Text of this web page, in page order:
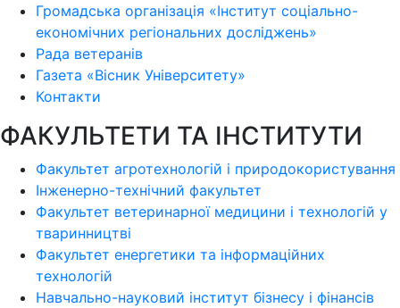
Громадська організація «Інститут соціально-
економічних регіональних досліджень»
Рада ветеранів
Газета «Вісник Університету»
Контакти
ФАКУЛЬТЕТИ ТА ІНСТИТУТИ
Факультет агротехнологій і природокористування
Інженерно-технічний факультет
Факультет ветеринарної медицини і технологій у
тваринництві
Факультет енергетики та інформаційних
технологій
Навчально-науковий інститут бізнесу і фінансів